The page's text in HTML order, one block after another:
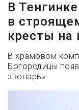
В
в
кресты на
В храмовом
Богородицы
звонарь».